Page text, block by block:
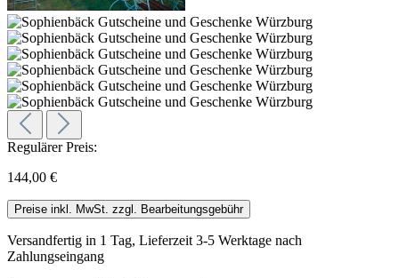
Regulärer Preis:
144,00 €
Preise inkl. MwSt. zzgl. Bearbeitungsgebühr
Versandfertig in 1 Tag, Lieferzeit 3-5 Werktage nach
Zahlungseingang